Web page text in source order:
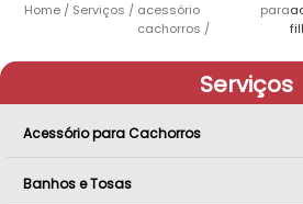
Home Serviços
acessório para
cachorros
Serviços
Acessório para Cachorros
Banhos e Tosas